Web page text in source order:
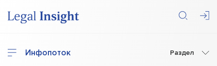
Инфопоток Раздел